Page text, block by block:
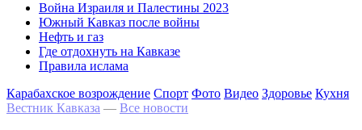
Война Израиля и Палестины 2023
Южный Кавказ после войны
Нефть и газ
Где отдохнуть на Кавказе
Правила ислама
Карабахское возрождение Спорт Фото Видео Здоровье Кухня
Вестник Кавказа — Все новости